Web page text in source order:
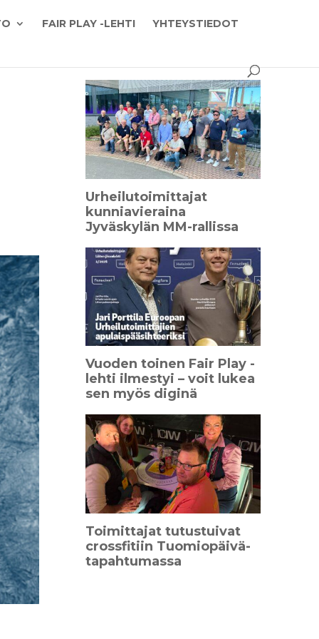
FAIR PLAY -LEHTI YHTEYSTIEDOT
Urheilutoimittajat
kunniavieraina
Jyväskylän MM-rallissa
Vuoden toinen Fair Play -
lehti ilmestyi – voit lukea
sen myös diginä
Toimittajat tutustuivat
crossfitiin Tuomiopäivä-
tapahtumassa